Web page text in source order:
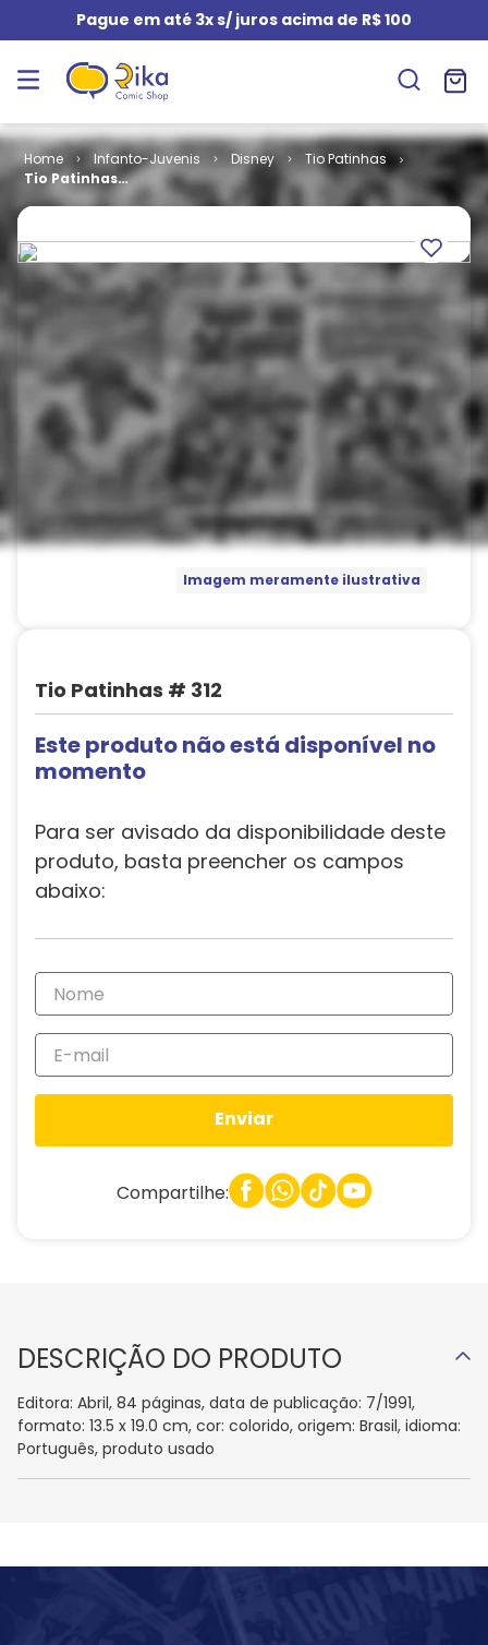
Pague em até 3x s/ juros acima de R$ 100
Infanto-Juvenis Disney
Tio Patinhas
Tio Patinhas
# 312
Imagem meramente ilustrativa
Tio Patinhas # 312
Este produto não está disponível no
momento
Para ser avisado da disponibilidade deste
produto, basta preencher os campos
abaixo:
Enviar
Compartilhe:
DESCRIÇÃO DO PRODUTO
Editora: Abril, 84 páginas, data de publicação: 7/1991,
formato: 13.5 x 19.0 cm, cor: colorido, origem: Brasil, idioma:
Português, produto usado